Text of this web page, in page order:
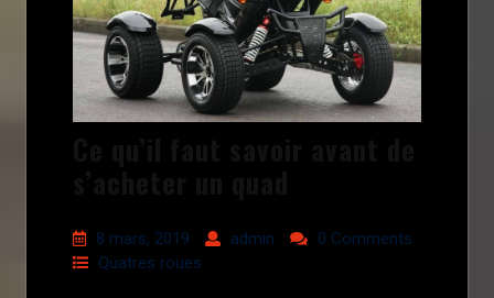
8 mars, 2019 admin
0 Comments
Quatres roues